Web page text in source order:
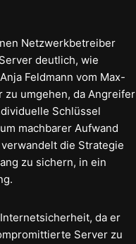
Netzwerkbetreiber
deutlich, wie
Feldmann vom Max-
zu umgehen, da Angreifer
Schlüssel
machbarer Aufwand
die Strategie
zu sichern, in ein
da er
Server zu